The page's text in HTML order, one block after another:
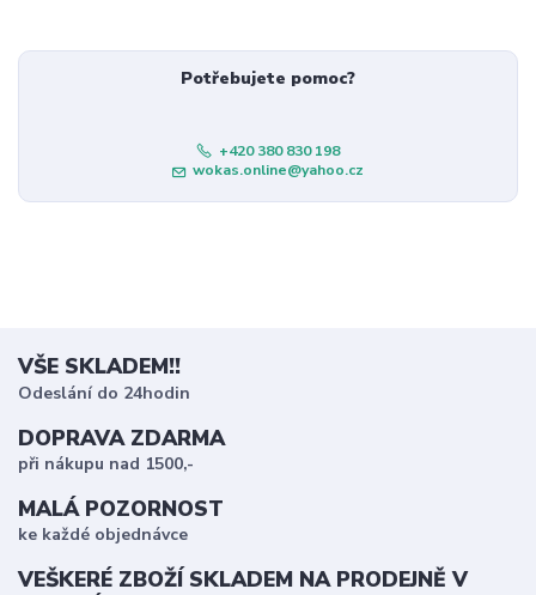
Potřebujete pomoc?
+420 380 830 198
wokas.online@yahoo.cz
VŠE SKLADEM!!
Odeslání do 24hodin
DOPRAVA ZDARMA
při nákupu nad 1500,-
MALÁ POZORNOST
ke každé objednávce
VEŠKERÉ ZBOŽÍ SKLADEM NA PRODEJNĚ V